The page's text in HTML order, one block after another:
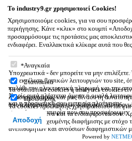
0
Βάλε κάτι στο καλάθι σου
To industry9.gr χρησιμοποιεί Cookies!
Χρησιμοποιούμε cookies, για να σου
περιήγησης. Κάνε «κλικ» στο κουμπί
προσαρμόσουμε τις προτάσεις μας
ενδιαφέρει. Εναλλακτικά κλίκαρε αυτά που
To
Αναγκαία
Υποχρεωτικά - δεν μπορείτε να μην
την εκτέλεση βασικών λειτουργιών του site,
καλάθι την ηλεκτρονική πληρωμή και την
Χωρίς αυτά πλήττεται άμεσα η ομαλή
και η προσωπική σου εμπειρία πλοήγησης.
Στατιστικά
Τα στατιστικά cookies ή analytics cookies
λειτουργικότητας και μας δίνουν τη
αποτελεσματικότητα των διάφορων
συνεχώς την εμπειρία που σου προσφέρουμε.
Προώθησης
Τα cookies προώθησης χρησιμοποιούνται για
σχετικές με εσένα και τα ενδιαφέροντά σου.
αποστολή στοχευμένης διαφήμισης με στόχο
ανεπιθύμητων και ανούσιων διαφημιστικών
Αποδοχή
Powered by